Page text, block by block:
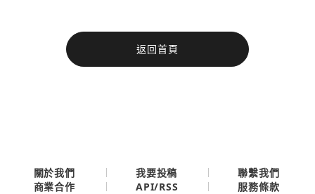
返回首頁
今日熱門
今日熱門
關於我們 我要投稿
聯繫我們
商業合作
API/RSS 服務條款